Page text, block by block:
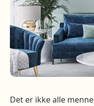
Det er ikke alle